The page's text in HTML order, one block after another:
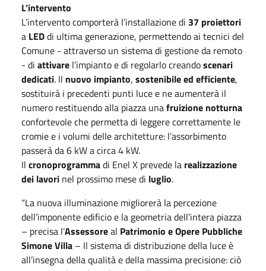
L’intervento
L’intervento comporterà l’installazione di 37 proiettori
a LEDdi ultima generazione, permettendo ai tecnici del
Comune - attraverso un sistema di gestione da remoto
- di attivare l’impianto e di regolarlo creandoscenari
dedicati. Il nuovo impianto, sostenibile ed efficiente,
sostituirà i precedenti punti luce e ne aumenterà il
numero restituendo alla piazza unafruizione notturna
confortevole che permetta di leggere correttamente le
cromie e i volumi delle architetture: l’assorbimento
passerà da 6 kW a circa 4 kW.
Il cronoprogrammadi Enel X prevede la realizzazione
dei lavori nel prossimo mese di luglio.
“La nuova illuminazione migliorerà la percezione
dell’imponente edificio e la geometria dell’intera piazza
– precisa l’Assessoreal Patrimonio e Opere Pubbliche
Simone Villa – Il sistema di distribuzione della luce è
all’insegna della qualità e della massima precisione: ciò